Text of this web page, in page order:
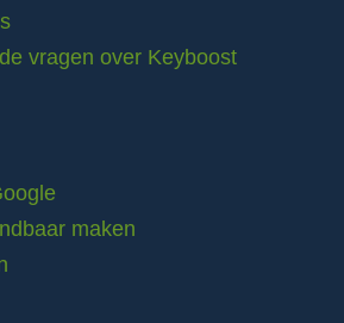
vragen over Keyboost
maken